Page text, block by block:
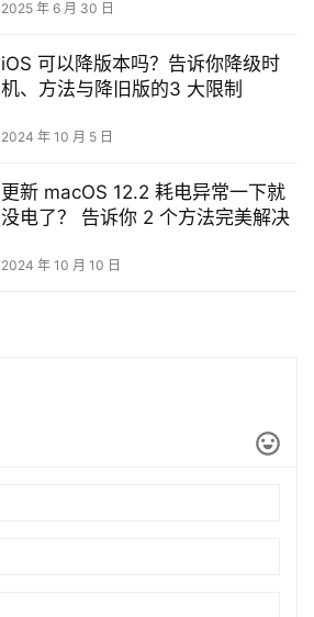
2025 年 6 月 30 日
iOS 可以降版本吗？告诉你降级时
机、方法与降旧版的3 大限制
2024 年 10 月 5 日
更新 macOS 12.2 耗电异常一下就
没电了？ 告诉你 2 个方法完美解决
2024 年 10 月 10 日